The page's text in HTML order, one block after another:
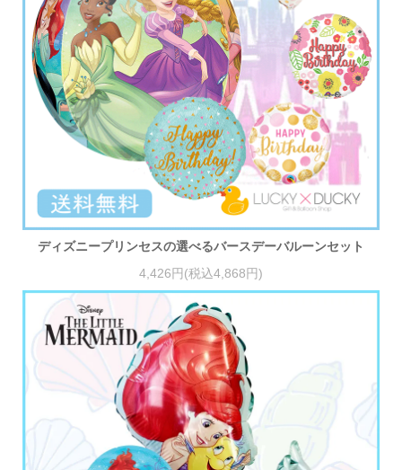
ディズニープリンセスの選べるバースデーバルーンセット
4,426円(税込4,868円)